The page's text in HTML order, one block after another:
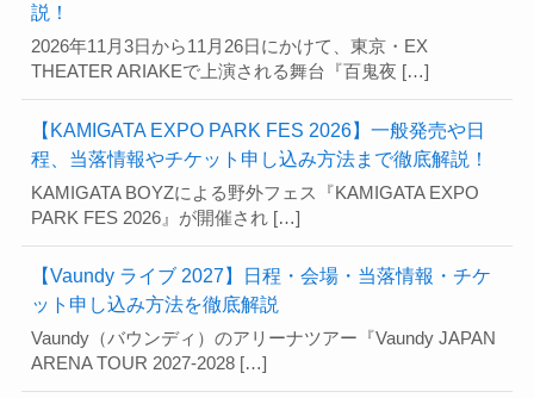
説！
2026年11月3日から11月26日にかけて、東京・EX
THEATER ARIAKEで上演される舞台『百鬼夜 […]
【KAMIGATA EXPO PARK FES 2026】一般発売や日
程、当落情報やチケット申し込み方法まで徹底解説！
KAMIGATA BOYZによる野外フェス『KAMIGATA EXPO
PARK FES 2026』が開催され […]
【Vaundy ライブ 2027】日程・会場・当落情報・チケ
ット申し込み方法を徹底解説
Vaundy（バウンディ）のアリーナツアー『Vaundy JAPAN
ARENA TOUR 2027-2028 […]